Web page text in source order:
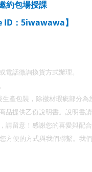
約包場授課
ID ： 5iwawawa 】
電話徵詢換貨方式辦理。
產包裝，除襪材瑕疵部分為
提供乙份說明書。說明書
請留意！ 感謝您的喜愛與配合
方便的方式與我們聯繫。我